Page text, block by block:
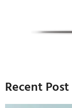
Recent Post